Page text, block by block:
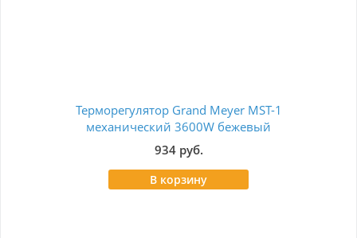
Терморегулятор Grand Meyer MST-1
механический 3600W бежевый
934 руб.
В корзину